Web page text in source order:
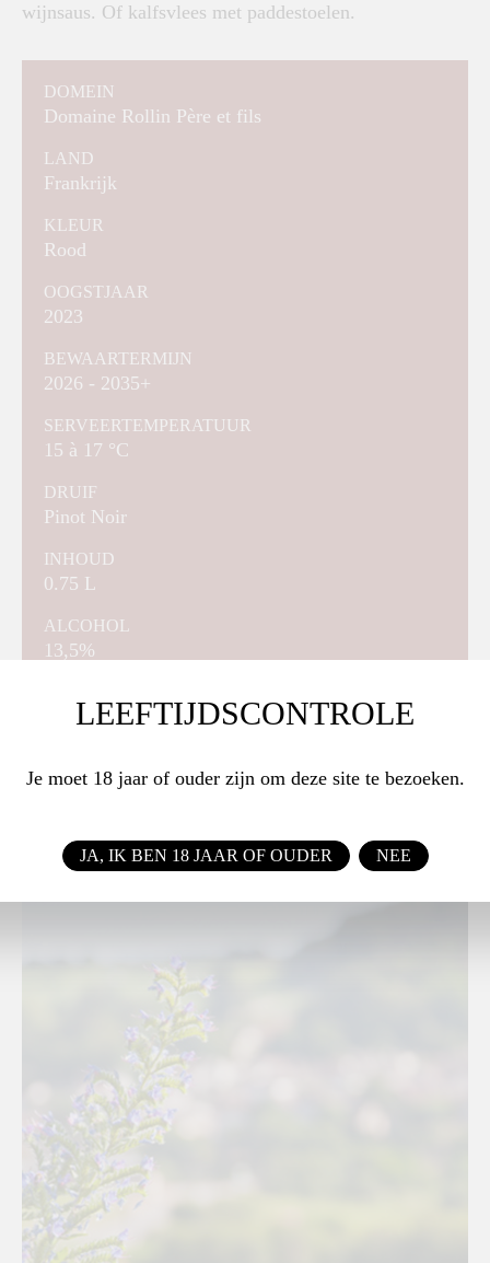
wijnsaus. Of kalfsvlees met paddestoelen.
DOMEIN
Domaine Rollin Père et fils
LAND
Frankrijk
KLEUR
Rood
OOGSTJAAR
2023
BEWAARTERMIJN
2026 - 2035+
SERVEERTEMPERATUUR
15 à 17 °C
DRUIF
Pinot Noir
INHOUD
0.75 L
ALCOHOL
13,5%
LEEFTIJDSCONTROLE
Je moet 18 jaar of ouder zijn om deze site te bezoeken.
JA, IK BEN 18 JAAR OF OUDER NEE